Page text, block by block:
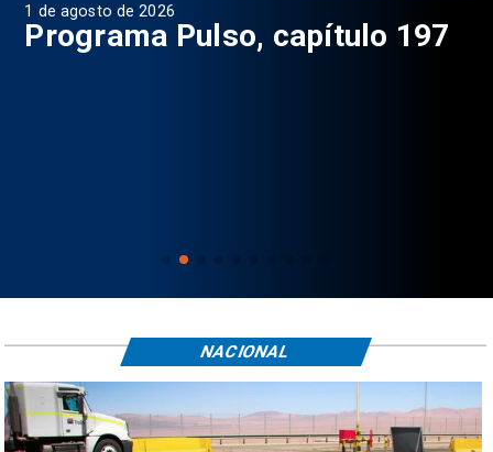
1 de agosto de 2026
Programa Pulso, capítulo 197
NACIONAL